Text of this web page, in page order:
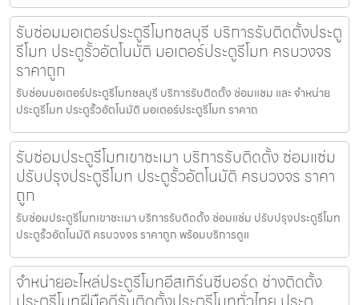
รับซ่อมมอเตอร์ประตูรีโมทชลบุรี บริการรับติดตั้งประตู
รีโมท ประตูรั้วอัตโนมัติ มอเตอร์ประตูรีโมท ครบวงจร
ราคาถูก
รับซ่อมมอเตอร์ประตูรีโมทชลบุรี บริการรับติดตั้ง ซ่อมแซม และ จำหน่าย
ประตูรีโมท ประตูรั้วอัตโนมัติ มอเตอร์ประตูรีโมท ราคาถ
รับซ่อมประตูรีโมทเขาชะเมา บริการรับติดตั้ง ซ่อมแซ่ม
ปรับปรุงประตูรีโมท ประตูรั้วอัตโนมัติ ครบวงจร ราคา
ถูก
รับซ่อมประตูรีโมทเขาชะเมา บริการรับติดตั้ง ซ่อมแซ่ม ปรับปรุงประตูรีโมท
ประตูรั้วอัตโนมัติ ครบวงจร ราคาถูก พร้อมบริการดูแ
จำหน่ายอะไหล่ประตูรีโมทอีสเทิร์นซีบอร์ด ช่างติดตั้ง